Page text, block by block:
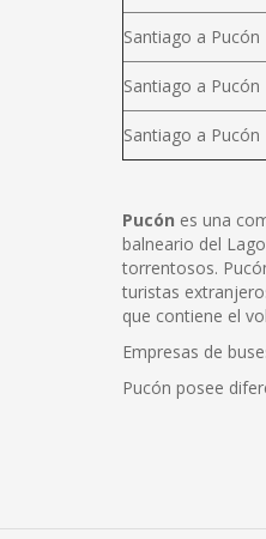
Santiago a Pucón
Santiago a Pucón
Santiago a Pucón
Pucón es una
balneario del
torrentosos.
turistas
que contiene el
Empresas de
Pucón posee